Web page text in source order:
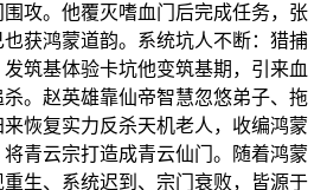
攻。他覆灭嗜血门后完成任务，张
获鸿蒙道韵。系统坑人不断：猎捕
筑基体验卡坑他变筑基期，引来血
。赵英雄靠仙帝智慧忽悠弟子、拖
恢复实力反杀天机老人，收编鸿蒙
青云宗打造成青云仙门。随着鸿蒙
生、系统迟到、宗门衰败，皆源于